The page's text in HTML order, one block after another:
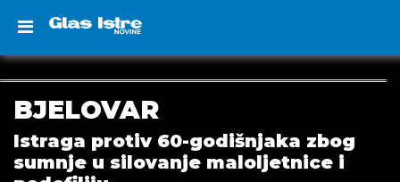
BJELOVAR
Istraga protiv 60-godišnjaka zbog
sumnje u silovanje maloljetnice i